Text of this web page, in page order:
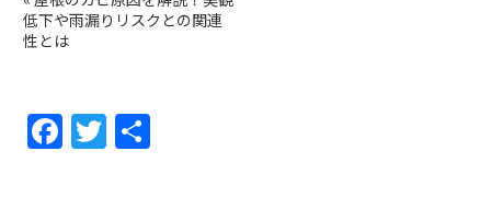
低下や雨漏りリスクとの関連
性とは
F
a
T
w